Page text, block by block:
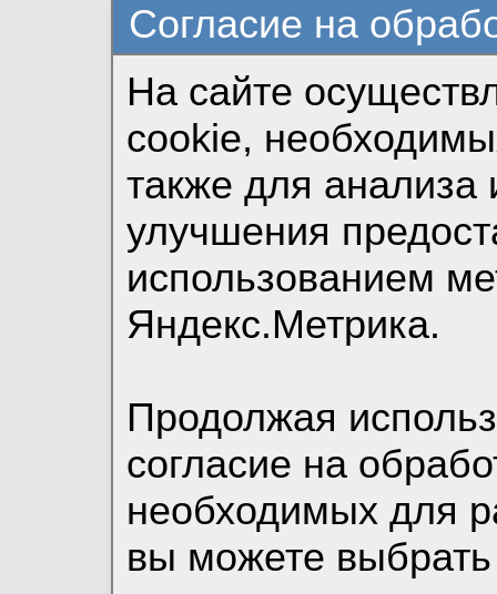
Согласие на
На сайте
cookie,
также для анализа
улучшения
использованием
Яндекс.Метрика.
Продолжая
согласие на
необходимых для
вы можете